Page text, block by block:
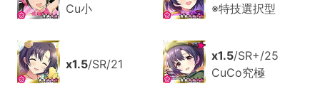
Cu小
※特技選択型
x1.5/SR/21
x1.5/SR+/25
CuCo究極